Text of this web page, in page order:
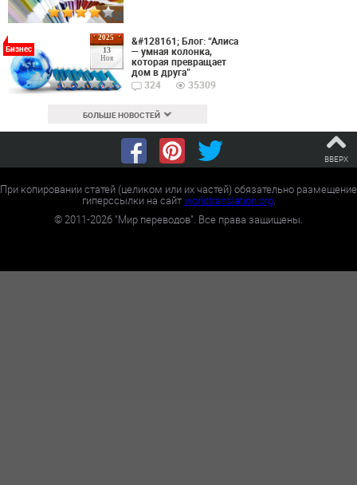
2025
13
Ноя
Бизнес
&#128161; Блог: “Алиса
— умная колонка,
которая превращает
дом в друга”
324
35309
БОЛЬШЕ НОВОСТЕЙ
ВВЕРХ
При копировании статей (целиком или их частей) обязательно размещение
гиперссылки на сайтworldtranslation.org.
©2011-2026 "Мир переводов". Все права защищены.